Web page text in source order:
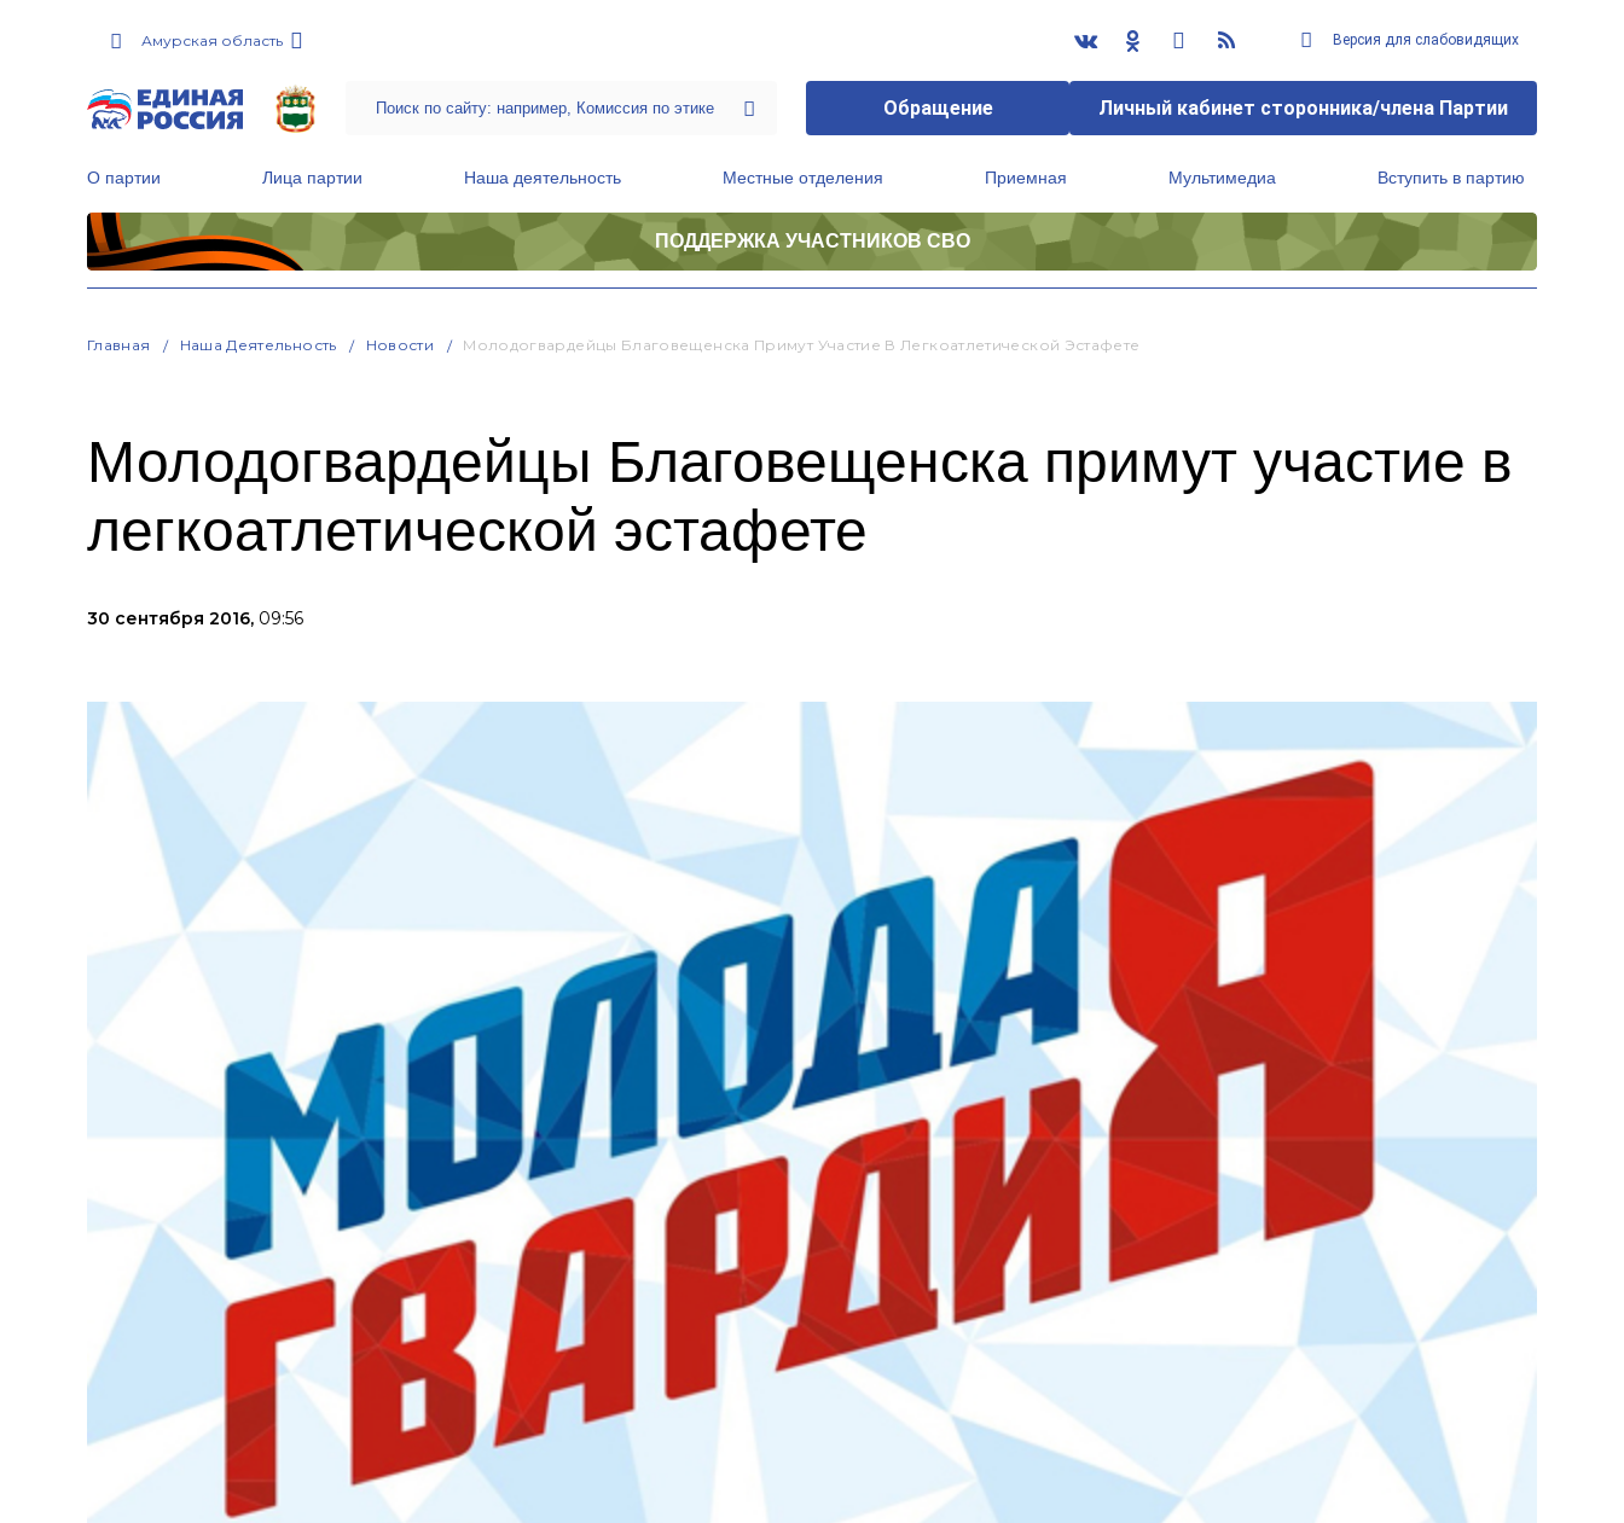
Амурская область Версия для слабовидящих
Обращение Личный кабинет сторонника/члена Партии
О партии Лица партии Наша деятельность Местные отделения Приемная Мультимедиа Вступить в партию
ПОДДЕРЖКА УЧАСТНИКОВ СВО
Главная Наша Деятельность Новости Молодогвардейцы Благовещенска Примут Участие В Легкоатлетической Эстафете
Молодогвардейцы Благовещенска примут участие в
легкоатлетической эстафете
30 сентября 2016, 09:56